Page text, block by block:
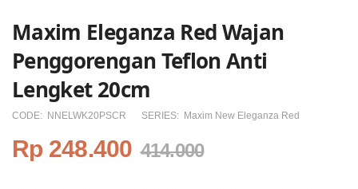
Maxim Eleganza Red Wajan
Penggorengan Teflon Anti
Lengket 20cm
CODE: NNELWK20PSCR SERIES: Maxim New Eleganza Red
Rp 248.400 414.000